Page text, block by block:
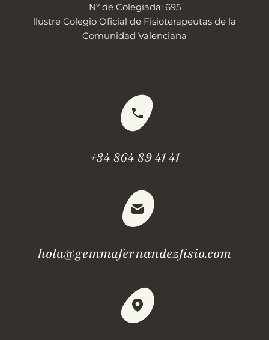
Nº de Colegiada: 695
llustre Colegio Oficial de Fisioterapeutas de la
Comunidad Valenciana
+34 864 89 41 41
hola@gemmafernandezfisio.com